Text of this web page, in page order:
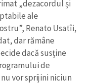
„dezacordul și
ale
Renato Usatîi,
dar rămâne
dacă susține
de
vor sprijini niciun